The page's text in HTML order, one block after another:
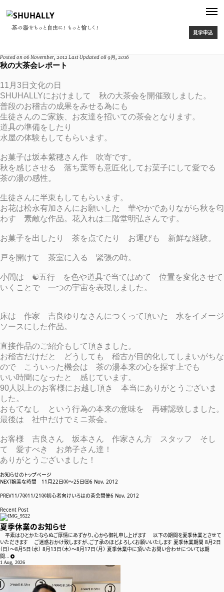
見学申込
Posted on06 November, 2012 Last Updated08 9月, 2016
秋の大茶会レポート
11月3日文化の日
SHUHALLYにおけまして 秋の大茶会を開催致しました。
普段のお稽古の成果をみせる為にも
生徒さんのご家族、お友達を招いての茶会となります。
道具の準備をしたり
水屋の体験もしてもらいます。
お菓子は坂本紫穂さん作 吹寄です。
秋を感じさせる 落ち葉等も意匠化してお菓子にして愛でる
茶の湯の感性。
生徒さんに半東もしてもらいます。
お花は松永有加さんにお願いした 華やかでありながら秋を匂
わす 素敵な作品。花入れは二階堂明弘さんです。
お菓子を出したり 茶を点てたり お運びも 新鮮な経験。
戸を開けて 茶室に入る 緊張の時。
小間は ☯五行 を色や道具で当てはめて 位置を変化させて
いくことで 一つの宇宙を表現しました。
床は 作家 吉良ゆりなさんにつくって頂いた 水をイメージ
ソースにした作品。
直接作品のご紹介もして頂きました。
お稽古だけだと どうしても 稽古が目的化してしまいがちな
ので こういった機会は 茶の湯本来の心を探す上でも
いい時間になったと 感じています。
90人以上のお客様にお越し頂き 本当にありがとうございま
した。
おもてなし という行為の本来の意味を 再確認致しました。
最後は 社中だけでミニ茶会。
お客様 吉良さん 坂本さん 作家さん方 スタッフ そし
て 愛すべき お弟子さん達！
ありがとうございました！
お知らせのトップページ
NEXT婉美な時間 11月22日㈭～25日㈰6 Nov, 2012
PREV11/7㈬11/21㈬初心者向けいろはの茶会開催6 Nov, 2012
Recent Post
夏季休業のお知らせ
平素はひとかたならぬご厚情にあずかり、心から御礼申し上げます 以下の期間を夏季休業とさせて
いただきます ご迷惑おかけ致しますが、ご了承のほどよろしくお願いいたします 夏季休業期間 8月2日
（日）〜8月5日（水） 8月13日（木）〜8月17日（月） 夏季休業中に頂いたお問い合わせについては期
間...
1 Aug, 2026
る〜”開催
【アロマオイルを使ってルームスプレーを作ります】 アロマオイルを使っ
て自分とセッションする調香ワークです。 心を落ち着ける瞑想を経て、
「今、ここ」のあなたが聴きわける香りを30種類以上のアロマオイルか
のアロマオイルもご用意してます ...
プロデュース
本漆を使った本格金継ぎレッスン＠SHUHALLY
【金継ぎ体験レッスン】 本漆を使った本格的な金継ぎによるレッスンを
行います。 簡易ではなく天然の本漆を使用するからこそ、工程は難易か
つ複雑になりますが、だからこそ思い入れのある器を丁寧にお直しい
ただけるかと思います。また、修復後は日々お使いになられる食器でも
安心してお使いいただけます。 ...
【初心者向け】伝統とモダンが融合するオンラインい
う 〜 日頃の活動やYoutubeで多くの方とお会いする中で、 こんな声を
聞くようになりました。 ・お茶を始めてみたいけど、なかなか一歩を踏
み出せていない ・海外に居ても、日本人としてお茶を学んでみたい！ 国
内外問わず、より多くの方に茶...
13 Sep, 2020
雑誌 「ブレーン」寄稿
1961年創刊の広告、クリエイティブ専門誌 『ブレーン』10月号に 代
表 松村オススメのブックについて寄稿しています。 古典、詩集、漫画、
絵本などなど。 全国書店で販売中。 ご覧頂けたら嬉しいです！
1 Sep, 2020
をてらをどりをちゃ
をてらをどりをちゃ あの 舞踏×茶 のコラボレーションが 師走の目黒
に再降臨 我妻恵美子・塩谷智司（大駱駝艦） 松村宗亮（SHUHALLY主
宰、裏千家茶人） 友光雅臣（寺社フェス向源代表、天台宗僧侶） 吉田龍
芝・...
日記
Fetish Tea Party 2019
ご好評を頂いておりますフェティッシュ茶会、2年ぶりに開催いたしま
和菓子 緊縛実演見学料込み) イベント中の写真撮影は可ですが シャ
アーティスト
横浜FC 番組に出演
代表 松村が JCOM ハマる！横浜FC！ に出演致しました。 是非ご覧
ください。 動画はこちらから
中国廈門で開催中のTEA FORUMに参加